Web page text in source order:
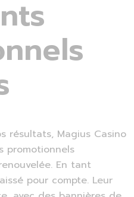
résultats, Magius Casino
promotionnels
En tant
pour compte. Leur